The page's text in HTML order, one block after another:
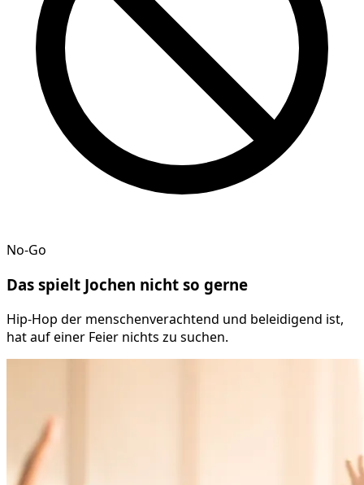
No-Go
Das spielt Jochen nicht so gerne
Hip-Hop der menschenverachtend und beleidigend ist,
hat auf einer Feier nichts zu suchen.